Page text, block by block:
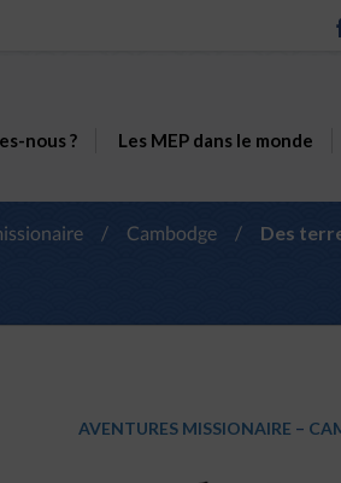
nous ? Les MEP dans le monde
/ Cambodge / Des
AVENTURES MISSIONAIRE –